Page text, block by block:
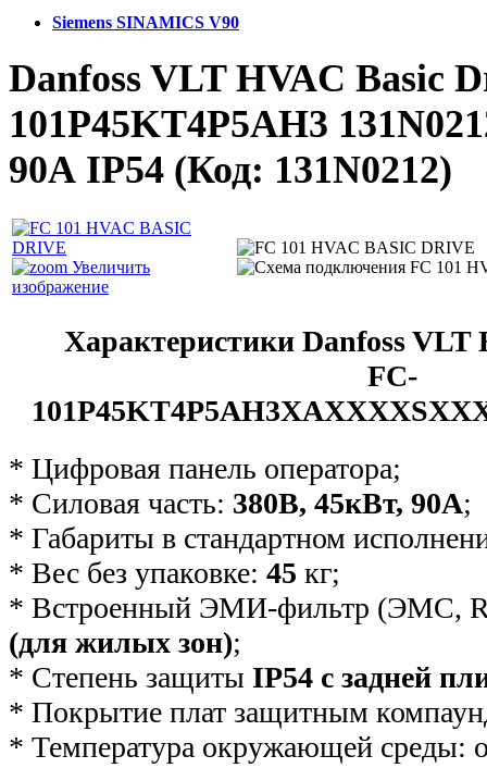
Siemens SINAMICS V90
Danfoss VLT HVAC Basic
101P45KT4P5AH3
90А IP54 (Код: 131N0212)
Увеличить
изображение
Характеристики Danfoss VLT
FC-
* Цифровая панель оператора;
* Силовая часть: 380В, 45кВт, 90А;
* Габариты в стандартном
* Вес без упаковке: 45 кг;
* Встроенный ЭМИ-фильтр (ЭМС,
(для жилых зон);
* Степень защиты IP54 с задней
* Покрытие плат защитным
* Температура окружающей среды: